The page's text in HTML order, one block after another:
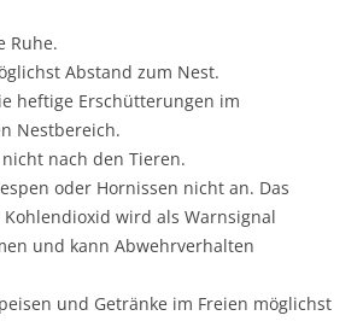
Ruhe.
Abstand zum Nest.
heftige Erschütterungen im
Nestbereich.
nicht nach den Tieren.
oder Hornissen nicht an. Das
wird als Warnsignal
und kann Abwehrverhalten
und Getränke im Freien möglichst